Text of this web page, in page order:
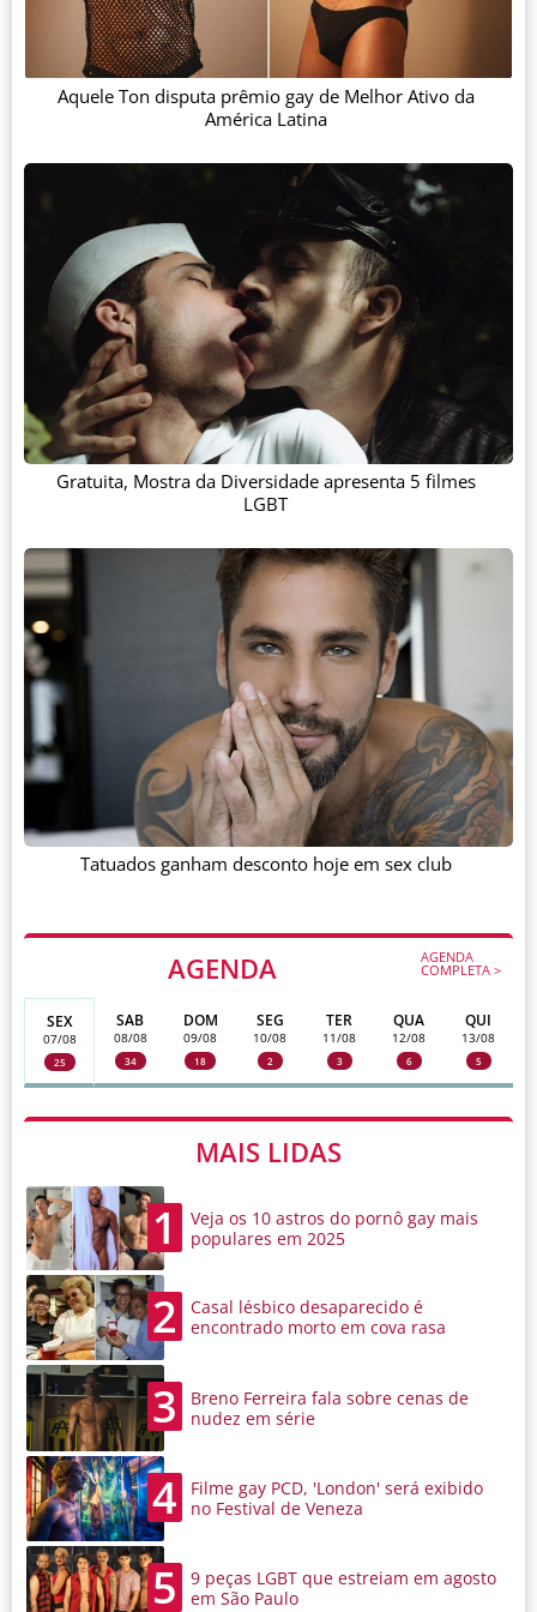
AGENDA AGENDA
COMPLETA >
SEX
07/08
25
SAB
08/08
34
DOM
09/08
18
SEG
10/08
2
TER
11/08
3
QUA
12/08
6
QUI
13/08
5
MAIS LIDAS
1
Veja os 10 astros do pornô gay mais
populares em 2025
2
Casal lésbico desaparecido é
encontrado morto em cova rasa
3
Breno Ferreira fala sobre cenas de
nudez em série
4
Filme gay PCD, 'London' será exibido
no Festival de Veneza
5
9 peças LGBT que estreiam em agosto
em São Paulo
Aquele Ton disputa prêmio gay de Melhor Ativo da
América Latina
Gratuita, Mostra da Diversidade apresenta 5 filmes
LGBT
Tatuados ganham desconto hoje em sex club